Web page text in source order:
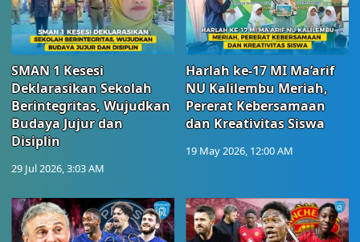
SMAN 1 Kesesi
Deklarasikan Sekolah
Berintegritas, Wujudkan
Budaya Jujur dan
Disiplin
29 Jul 2026, 3:03 AM
Harlah ke-17 MI Ma’arif
NU Kalilembu Meriah,
Pererat Kebersamaan
dan Kreativitas Siswa
19 May 2026, 12:00 AM